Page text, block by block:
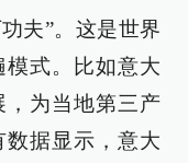
夫”。这是世界
式。比如意大
，为当地第三产
据显示，意大